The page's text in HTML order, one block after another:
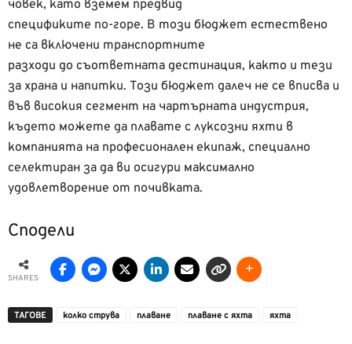
човек, като вземем предвид
спецификите по-горе. В този бюджет естествено
не са включени транспортните
разходи до съответната дестинация, както и тези
за храна и напитки. Този бюджет далеч не се вписва и
във високия сегмент на чартърната индустрия,
където можете да плавате с луксозни яхти в
компанията на професионален екипаж, специално
селектиран за да ви осигури максимално
удовлетворение от почивката.
Сподели
SHARES
ТАГОВЕ колко струва плаване плаване с яхта яхта